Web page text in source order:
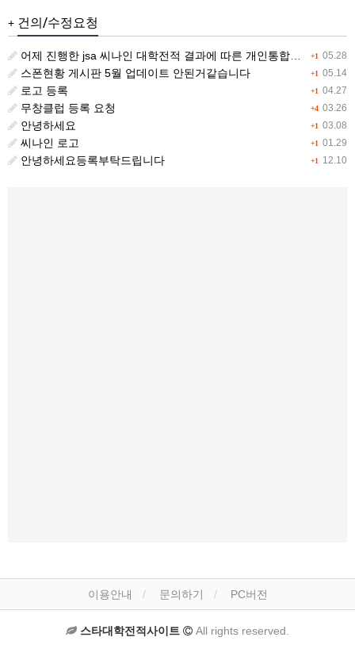
+ 건의/수정요청
+1 05.28
어제 진행한 jsa 씨나인 대학전적 결과에 따른 개인통합랭킹 전적이 갱신이 안됩니다.
+1 05.14
스폰현황 게시판 5월 업데이트 안된거같습니다
+1 04.27
로고 등록
+4 03.26
무창클럽 등록 요청
+1 03.08
안녕하세요
+1 01.29
씨나인 로고
+1 12.10
안녕하세요등록부탁드립니다
이용안내 문의하기 PC버전
스타대학전적사이트 All rights reserved.